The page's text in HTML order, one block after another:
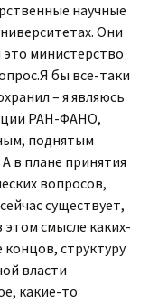
научные
Они
это министерство
бы все-таки
– я являюсь
РАН-ФАНО,
поднятым
в плане принятия
вопросов,
существует,
этом смысле каких-
структуру
власти
какие-то